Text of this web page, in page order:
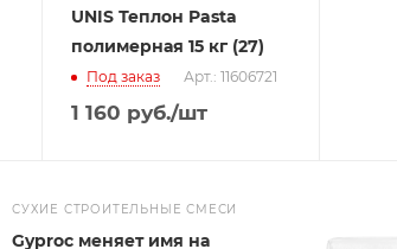
UNIS Теплон Pasta
полимерная 15 кг (27)
Под заказ Арт.: 11606721
1 160 руб./шт
СУХИЕ СТРОИТЕЛЬНЫЕ СМЕСИ
Gyproc меняет имя на